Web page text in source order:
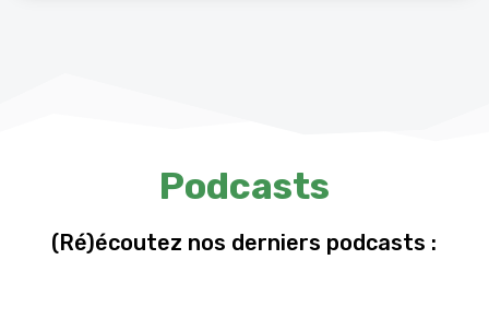
Podcasts
(Ré)écoutez nos derniers podcasts :